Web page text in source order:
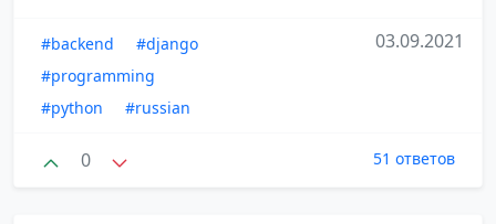
#backend
#django
#programming
#python
#russian
03.09.2021
0 51 ответов